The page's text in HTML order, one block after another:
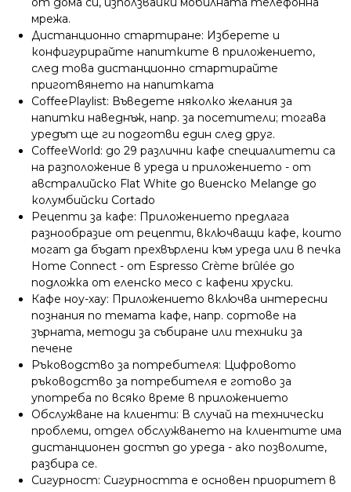
мрежа.
Дистанционно стартиране: Изберете и
конфигурирайте напитките в приложението,
след това дистанционно стартирайте
приготвянето на напитката
CoffeePlaylist: Въведете няколко желания за
напитки наведнъж, напр. за посетители; тогава
уредът ще ги подготви един след друг.
CoffeeWorld: до 29 различни кафе специалитети са
на разположение в уреда и приложението - от
австралийско Flat White до виенско Melange до
колумбийски Cortado
Рецепти за кафе: Приложението предлага
разнообразие от рецепти, включващи кафе, които
могат да бъдат прехвърлени към уреда или в печка
Home Connect - от Espresso Crème brûlée до
подложка от еленско месо с кафени хруски.
Кафе ноу-хау: Приложението включва интересни
познания по темата кафе, напр. сортове на
зърната, методи за събиране или техники за
печене
Ръководство за потребителя: Цифровото
ръководство за потребителя е готово за
употреба по всяко време в приложението
Обслужване на клиенти: В случай на технически
проблеми, отдел обслужването на клиентите има
дистанционен достъп до уреда - ако позволите,
разбира се.
Сигурност: Сигурността е основен приоритет в